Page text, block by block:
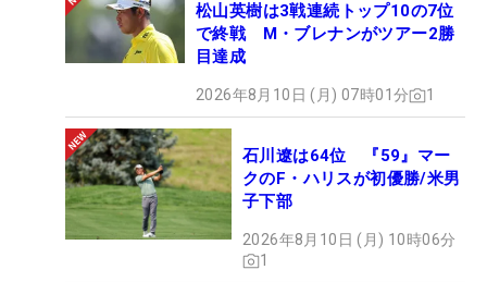
松山英樹は3戦連続トップ10の7位
で終戦 M・ブレナンがツアー2勝
目達成
2026年8月10日 (月) 07時01分 1
石川遼は64位 『59』マー
クのF・ハリスが初優勝/米男
子下部
2026年8月10日 (月) 10時06分
1